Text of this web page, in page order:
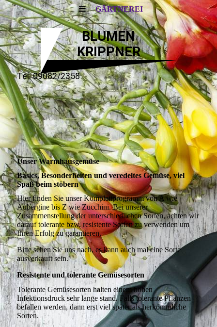
GÄRTNEREI
BLUMEN
KRIPPNER
Tel. 09082/2358
Unser Warmhausgemüse
Basics, Besonderheiten und veredeltes Gemüse, viel
Spaß beim stöbern
Hier finden Sie unser Komplettprogramm von A wie
Aubergine bis Z wie Zucchini. Bei unserer
Zusammenstellung der unterschiedlichen Sorten, achten wir
darauf tolerante bzw. resistente Sorten zu verwenden um
Ihren Erfolg zu garantieren.
Bitte sehen Sie uns nach, es kann auch mal eine Sorte
ausverkauft sein.
Resistente und tolerante Gemüsesorten
Tolerante Gemüsesorten halten einem hohen
Infektionsdruck sehr lange stand. Falls tolerante Pflanzen
befallen werden, dann erst viel später als herkömmliche
Sorten.